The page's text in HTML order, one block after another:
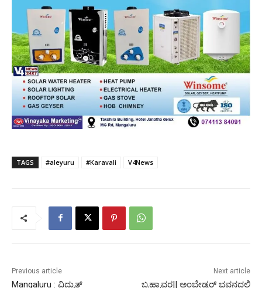
TAGS #aleyuru #Karavali V4News
Previous article
Mangaluru : ವಿದ್ಯುತ್
Next article
ಬ್ರಹ್ಮಾವರ|| ಅಂಬೇಡ್ಕರ್ ಭವನದಲ್ಲಿ